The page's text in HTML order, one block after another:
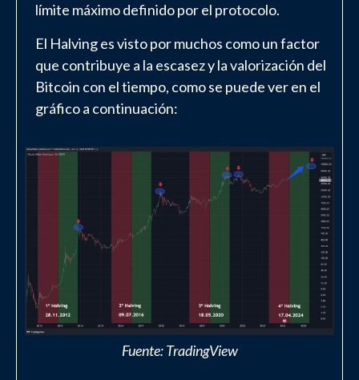
límite máximo definido por el protocolo.
El Halving es visto por muchos como un factor
que contribuye a la escasez y la valorización del
Bitcoin con el tiempo, como se puede ver en el
gráfico a continuación:
Fuente: TradingView